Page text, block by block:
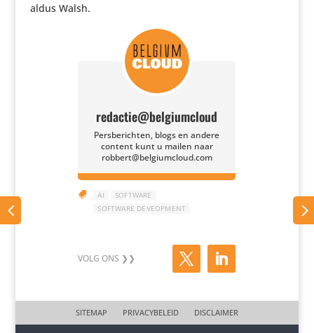
aldus Walsh.
redactie@belgiumcloud
Persberichten, blogs en andere
content kunt u mailen naar
robbert@belgiumcloud.com
 AI
SOFTWARE
SOFTWARE DEVEOPMENT
SITEMAP PRIVACYBELEID DISCLAIMER